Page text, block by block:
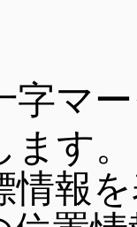
字マ
す。
情報